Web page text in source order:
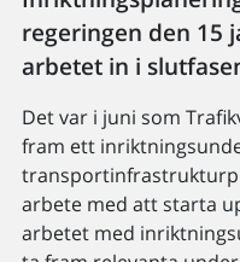
regeringen den 15
arbetet in i
Det var i juni som
fram ett
arbete med att starta
arbetet med